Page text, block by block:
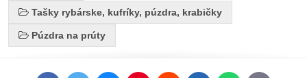
Tašky rybárske, kufríky, púzdra, krabičky
Púzdra na prúty